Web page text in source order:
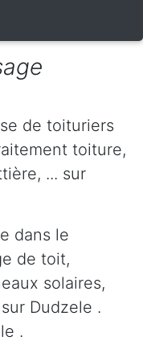
de toituriers
toiture,
... sur
dans le
de toit,
solaires,
Dudzele .
.